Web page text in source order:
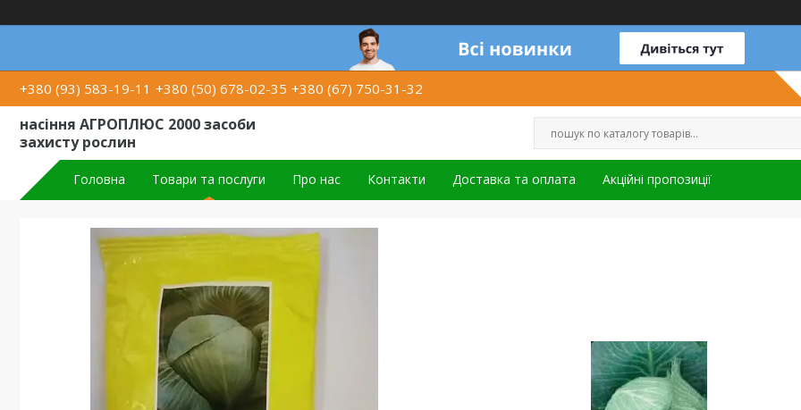
+380 (93) 583-19-11 +380 (50) 678-02-35 +380 (67) 750-31-32
насіння АГРОПЛЮС 2000 засоби
захисту рослин
Головна Товари та послуги Про нас Контакти Доставка та оплата Акційні пропозиції